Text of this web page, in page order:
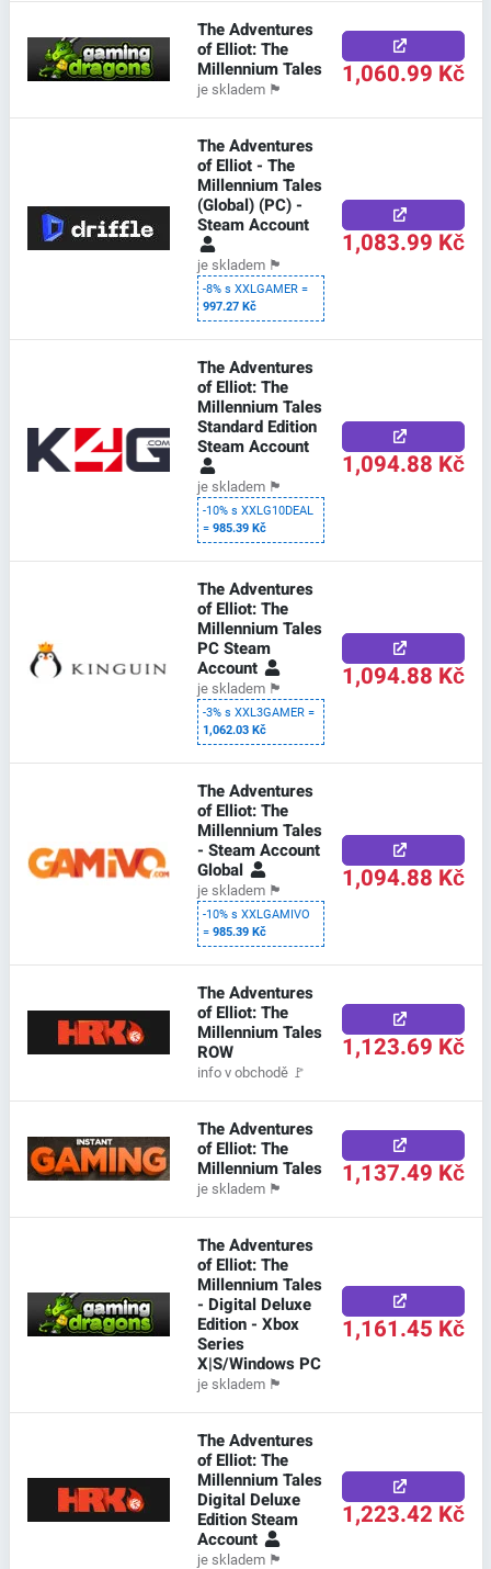
The Adventures
of Elliot: The
Millennium Tales
je skladem 🏴 1,060.99 Kč
The Adventures
of Elliot - The
Millennium Tales
(Global) (PC) -
Steam Account
je skladem 🏴
-8% s XXLGAMER =
997.27 Kč
1,083.99 Kč
The Adventures
of Elliot: The
Millennium Tales
Standard Edition
Steam Account
je skladem 🏴
-10% s XXLG10DEAL
=985.39 Kč
1,094.88 Kč
The Adventures
of Elliot: The
Millennium Tales
PC Steam
Account
je skladem 🏴
-3% s XXL3GAMER =
1,062.03 Kč
1,094.88 Kč
The Adventures
of Elliot: The
Millennium Tales
- Steam Account
Global
je skladem 🏴
-10% s XXLGAMIVO
=985.39 Kč
1,094.88 Kč
The Adventures
of Elliot: The
Millennium Tales
ROW
info v obchodě 🚩
1,123.69 Kč
The Adventures
of Elliot: The
Millennium Tales
je skladem 🏴 1,137.49 Kč
The Adventures
of Elliot: The
Millennium Tales
- Digital Deluxe
Edition - Xbox
Series
X|S/Windows PC
je skladem 🏴
1,161.45 Kč
The Adventures
of Elliot: The
Millennium Tales
Digital Deluxe
Edition Steam
Account
je skladem 🏴
1,223.42 Kč